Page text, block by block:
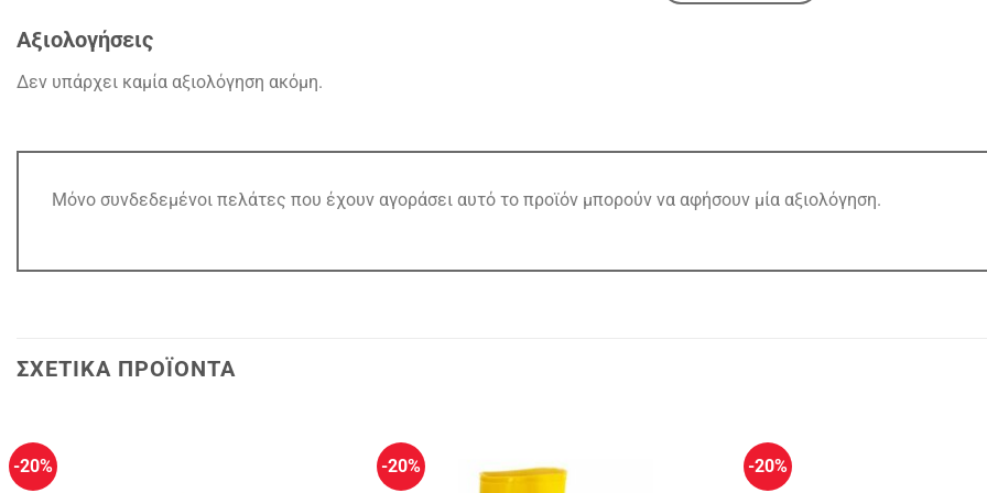
Αξιολογήσεις
Δεν υπάρχει καμία αξιολόγηση ακόμη.
Μόνο συνδεδεμένοι πελάτες που έχουν αγοράσει αυτό το προϊόν μπορούν να αφήσουν μία αξιολόγηση.
ΣΧΕΤΙΚΆ ΠΡΟΪΌΝΤΑ
-20% -20% -20%